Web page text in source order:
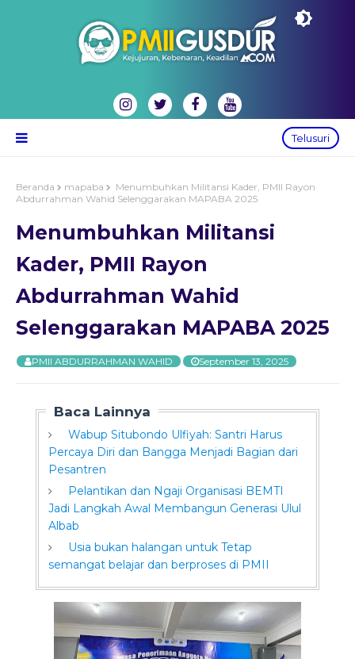
Telusuri
Beranda mapaba
Menumbuhkan Militansi Kader, PMII Rayon
Abdurrahman Wahid Selenggarakan MAPABA 2025
Menumbuhkan Militansi
Kader, PMII Rayon
Abdurrahman Wahid
Selenggarakan MAPABA 2025
PMII ABDURRAHMAN WAHID September 13, 2025
Baca Lainnya
Wabup Situbondo Ulfiyah: Santri Harus
Percaya Diri dan Bangga Menjadi Bagian dari
Pesantren
Pelantikan dan Ngaji Organisasi BEMTI
Jadi Langkah Awal Membangun Generasi Ulul
Albab
Usia bukan halangan untuk Tetap
semangat belajar dan berproses di PMII